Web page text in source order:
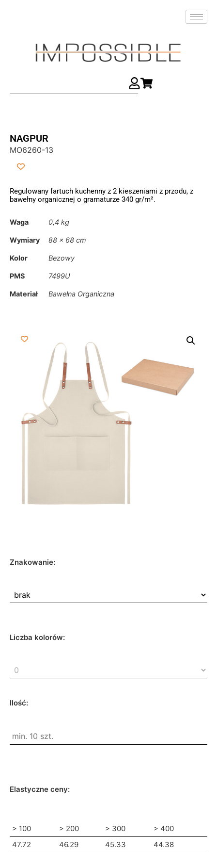
NAGPUR
MO6260-13
Regulowany fartuch kuchenny z 2 kieszeniami z przodu, z
bawełny organicznej o gramaturze 340 gr/m².
Waga 0,4 kg
Wymiary 88 × 68 cm
Kolor Bezowy
PMS 7499U
Materiał Bawełna Organiczna
Znakowanie:
Liczba kolorów:
Ilość:
Elastyczne ceny:
> 100 > 200 > 300
> 400
47.72
46.29 45.33 44.38